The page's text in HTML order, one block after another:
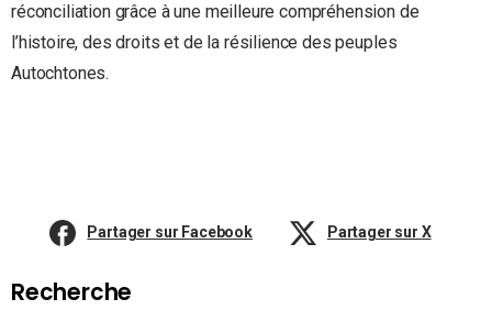
réconciliation grâce à une meilleure compréhension de
l’histoire, des droits et de la résilience des peuples
Autochtones.
Partager sur Facebook Partager sur X
Recherche